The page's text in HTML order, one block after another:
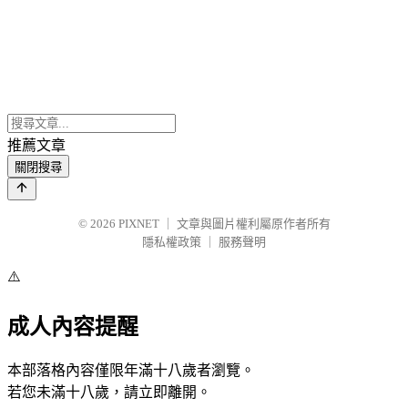
推薦文章
關閉搜尋
© 2026 PIXNET
文章與圖片權利屬原作者所有
隱私權政策
服務聲明
⚠️
成人內容提醒
本部落格內容僅限年滿十八歲者瀏覽。
若您未滿十八歲，請立即離開。